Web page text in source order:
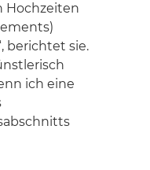
Hochzeiten
berichtet sie.
ich eine